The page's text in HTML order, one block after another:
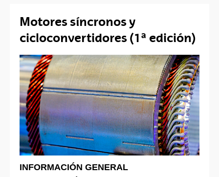
Motores síncronos y
cicloconvertidores (1ª edición)
INFORMACIÓN GENERAL